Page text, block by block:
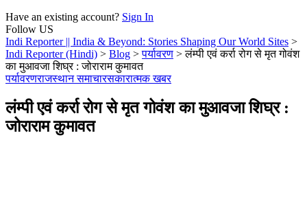
Have an existing account? Sign In
Follow US
Indi Reporter || India & Beyond: Stories Shaping Our World Sites >
Indi Reporter (Hindi) > Blog >पर्यावरण >लंम्पी एवं कर्रा रोग से मृत गोवंश
का मुआवजा शिघ्र : जोराराम कुमावत
पर्यावरणराजस्थान समाचारसकारात्मक खबर
लंम्पी एवं कर्रा रोग से मृत गोवंश का मुआवजा शिघ्र :
जोराराम कुमावत